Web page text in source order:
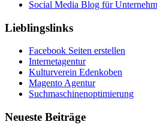
Social Media Blog für
Lieblingslinks
Facebook Seiten erstellen
Internetagentur
Kulturverein Edenkoben
Magento Agentur
Suchmaschinenoptimierung
Neueste Beiträge